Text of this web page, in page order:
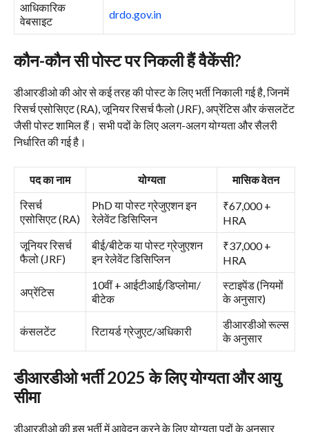
आधिकारिक
वेबसाइट
drdo.gov.in
कौन-कौन सी पोस्ट पर निकली हैं वैकेंसी?
डीआरडीओ की ओर से कई तरह की पोस्ट के लिए भर्ती निकाली गई है, जिनमें
रिसर्च एसोसिएट (RA), जूनियर रिसर्च फैलो (JRF), अप्रेंटिस और कंसलटेंट
जैसी पोस्ट शामिल हैं। सभी पदों के लिए अलग-अलग योग्यता और सैलरी
निर्धारित की गई है।
पद का नाम योग्यता
मासिक वेतन
रिसर्च
एसोसिएट (RA)
PhD या पोस्ट ग्रेजुएशन इन
रेलेवेंट डिसिप्लिन
₹67,000 +
HRA
जूनियर रिसर्च
फैलो (JRF)
बीई/बीटेक या पोस्ट ग्रेजुएशन
इन रेलेवेंट डिसिप्लिन
₹37,000 +
HRA
अप्रेंटिस
10वीं + आईटीआई/डिप्लोमा/
बीटेक
स्टाइपेंड (नियमों
के अनुसार)
कंसलटेंट रिटायर्ड ग्रेजुएट/अधिकारी
डीआरडीओ रूल्स
के अनुसार
डीआरडीओ भर्ती 2025 के लिए योग्यता और आयु
सीमा
डीआरडीओ की इस भर्ती में आवेदन करने के लिए योग्यता पदों के अनुसार